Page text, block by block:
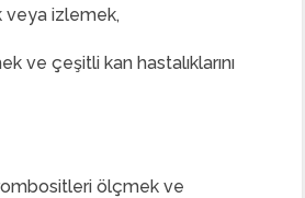
veya izlemek,
ve çeşitli kan hastalıklarını
ölçmek ve